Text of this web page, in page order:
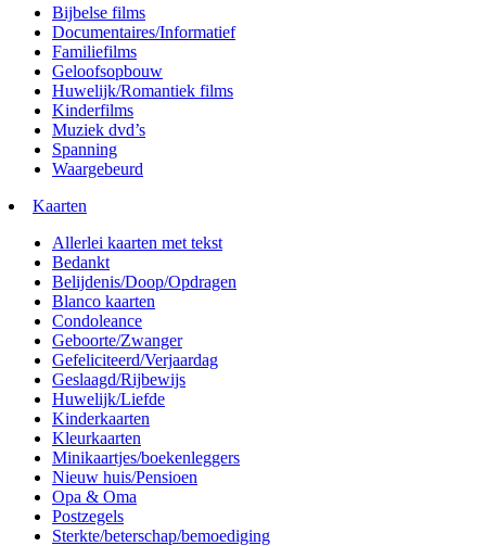
Bijbelse films
Documentaires/Informatief
Familiefilms
Geloofsopbouw
Huwelijk/Romantiek films
Kinderfilms
Muziek dvd’s
Spanning
Waargebeurd
Kaarten
Allerlei kaarten met tekst
Bedankt
Belijdenis/Doop/Opdragen
Blanco kaarten
Condoleance
Geboorte/Zwanger
Gefeliciteerd/Verjaardag
Geslaagd/Rijbewijs
Huwelijk/Liefde
Kinderkaarten
Kleurkaarten
Minikaartjes/boekenleggers
Nieuw huis/Pensioen
Opa & Oma
Postzegels
Sterkte/beterschap/bemoediging